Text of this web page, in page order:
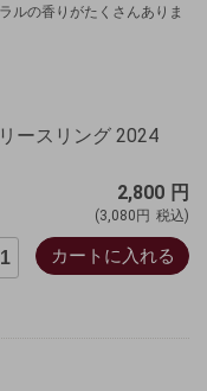
ルの香りがたくさんありま
ースリング 2024
2,800 円
(3,080円 税込)
カートに入れる